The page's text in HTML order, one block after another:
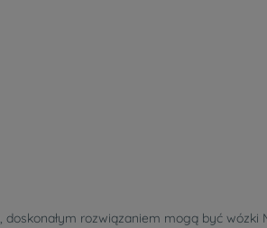
rozwiązaniem mogą być wózki